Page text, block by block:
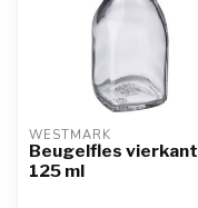
WESTMARK
Beugelfles vierkant
125 ml